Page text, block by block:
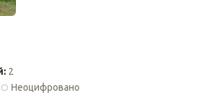
: 2
Неоцифровано